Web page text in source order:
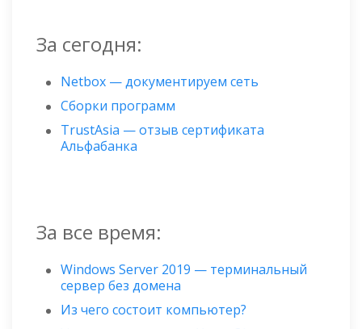
За сегодня:
Netbox — документируем сеть
Сборки программ
TrustAsia — отзыв сертификата
Альфабанка
За все время:
Windows Server 2019 — терминальный
сервер без домена
Из чего состоит компьютер?